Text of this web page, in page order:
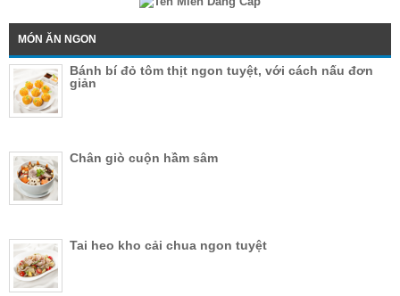
MÓN ĂN NGON
Bánh bí đỏ tôm thịt ngon tuyệt, với cách nấu đơn
giản
Chân giò cuộn hầm sâm
Tai heo kho cải chua ngon tuyệt